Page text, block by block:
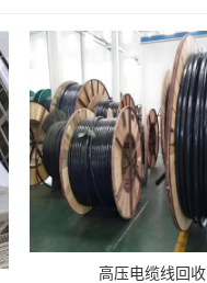
高压电缆线回收